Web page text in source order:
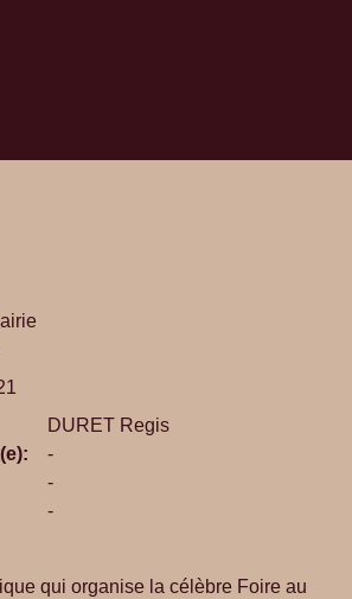
DURET Regis
-
-
-
qui organise la célèbre Foire au